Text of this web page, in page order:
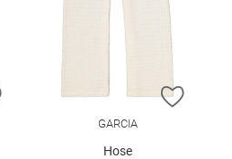
ZUR WUNSCHLISTE HINZUFÜGEN
ZUR
GARCIA
Hose